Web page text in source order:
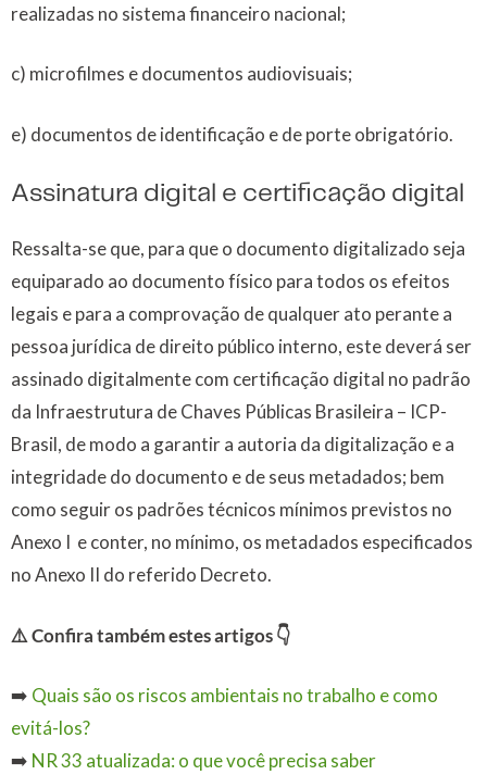
realizadas no sistema financeiro nacional;
c) microfilmes e documentos audiovisuais;
e) documentos de identificação e de porte obrigatório.
Assinatura digital e certificação digital
Ressalta-se que, para que o documento digitalizado seja
equiparado ao documento físico para todos os efeitos
legais e para a comprovação de qualquer ato perante a
pessoa jurídica de direito público interno, este deverá ser
assinado digitalmente com certificação digital no padrão
da Infraestrutura de Chaves Públicas Brasileira – ICP-
Brasil, de modo a garantir a autoria da digitalização e a
integridade do documento e de seus metadados; bem
como seguir os padrões técnicos mínimos previstos no
Anexo I e conter, no mínimo, os metadados especificados
no Anexo II do referido Decreto.
⚠️ Confira também estes artigos 👇
➡️ Quais são os riscos ambientais no trabalho e como
evitá-los?
➡️ NR 33 atualizada: o que você precisa saber